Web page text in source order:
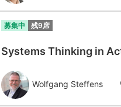
募集中 残9席
Systems Thinking in
Wolfgang Steffens